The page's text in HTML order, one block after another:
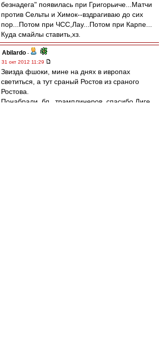
безнадега" появилась при Григорьиче...Матчи
против Сельты и Химок--вздрагиваю до сих
пор...Потом при ЧСС,Лау...Потом при Карпе...
Куда смайлы ставить,хз.
Abilardo -
31 окт 2012 11:29
Звизда фшоки, мине на днях в ивропах
светиться, а тут сраный Ростов из сраного
Ростова.
Понабрали, бл., трамплинеров, спасибо Лиге